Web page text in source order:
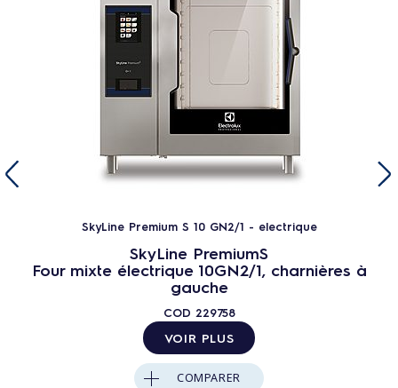
SkyLine Premium S 10 GN2/1 - electrique
SkyLine PremiumS
Four mixte électrique 10GN2/1, charnières à
gauche
COD 229758
VOIR PLUS
COMPARER